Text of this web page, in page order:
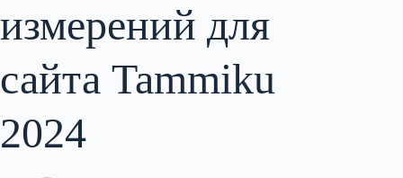
измерений для
сайта Tammiku
2024